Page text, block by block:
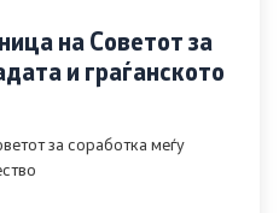
на Советот за
и граѓанското
за соработка меѓу